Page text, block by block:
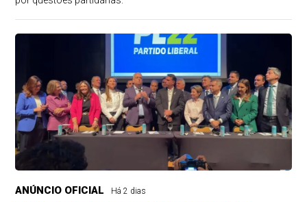
ANÚNCIO OFICIAL Há 2 dias